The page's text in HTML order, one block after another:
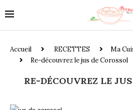
Accueil RECETTES Ma
Re-découvrez le jus de Corossol
RE-DÉCOUVREZ LE